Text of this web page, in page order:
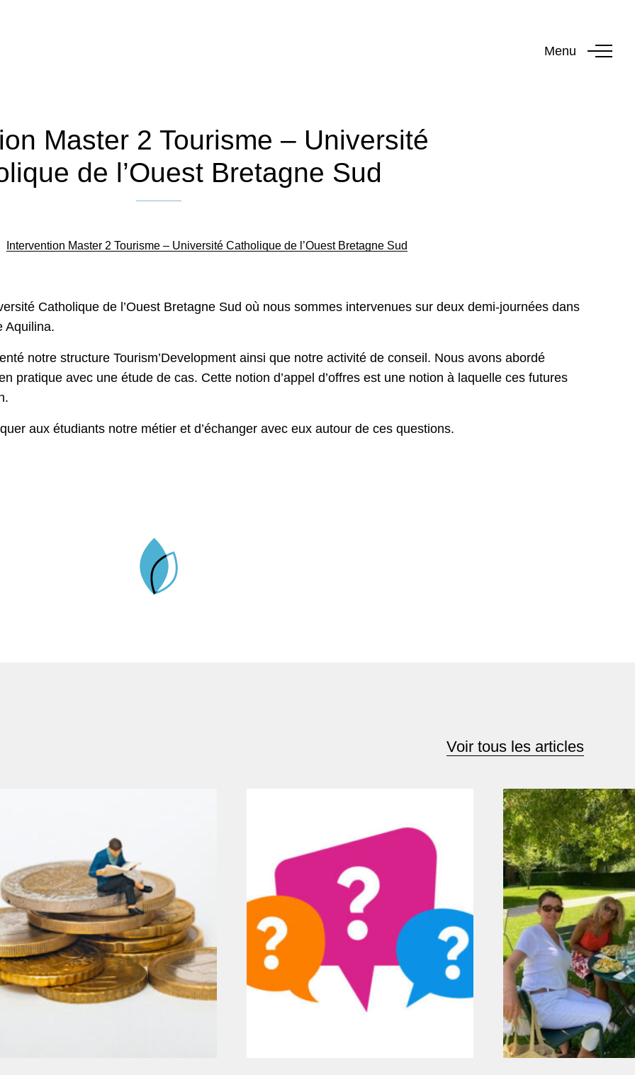
Menu
Master 2 Tourisme – Université
de l’Ouest Bretagne Sud
Intervention Master 2 Tourisme – Université Catholique de l’Ouest Bretagne Sud
Catholique de l’Ouest Bretagne Sud où nous sommes intervenues sur deux demi-journées dans
Aquilina.
notre structure Tourism’Development ainsi que notre activité de conseil. Nous avons abordé
pratique avec une étude de cas. Cette notion d’appel d’offres est une notion à laquelle ces futures
aux étudiants notre métier et d’échanger avec eux autour de ces questions.
Voir tous les articles